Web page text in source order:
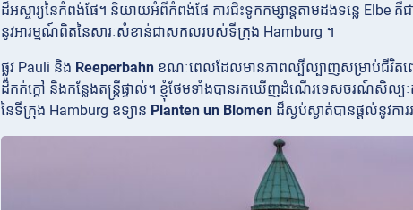
ដ៏អស្ចារ្យនៃកំពង់ផែ។ និយាយអំពីកំពង់ផែ ការជិះទូកកម្សាន្តតាមដងទន្លេ
នូវអារម្មណ៍ពិតនៃសារៈសំខាន់ជាសកលរបស់ទីក្រុង Hamburg ។
ផ្លូវ Pauli និង Reeperbahn ខណៈពេលដែលមានភាពល្បីល្បាញសម្រាប់ជីវិត
ដ៏កក់ក្ដៅ និងកន្លែងតន្ត្រីផ្ទាល់។ ខ្ញុំ​ថែមទាំង​បាន​រក​ឃើញ​ដំណើរ​ទេសចរណ៍​សិល្ប
នៃទីក្រុង Hamburg ឧទ្យាន Planten un Blomen ដ៏ស្ងប់ស្ងាត់បានផ្តល់នូវក